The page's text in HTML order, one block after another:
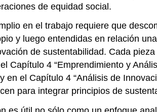
de equidad social.
en el trabajo requiere que
y luego entendidas en relación
de sustentabilidad. Cada
4 “Emprendimiento y
el Capítulo 4 “Análisis de
para integrar principios de